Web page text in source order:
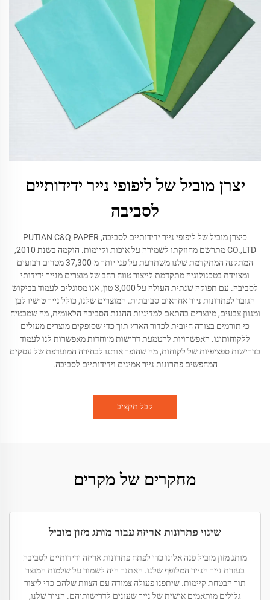
יצרן מוביל של ליפופי נייר ידידותיים
לסביבה
כיצרן מוביל של ליפופי נייר ידידותיים לסביבה, PUTIAN C&Q PAPER
CO.,LTD מתרשם מחוזקתו לשמירה על איכות וקיימות. הוקמה בשנת 2010,
המתקנה המתקדמת שלנו משתרעת על פני יותר מ-37,300 מטרים רבועים
ומצוידת בטכנולוגיה מתקדמת לייצור טווח רחב של מוצרים מנייר ידידותי
לסביבה. עם תפוקה שנתית העולה על 3,000 טון, אנו מסוגלים לעמוד בביקוש
הגובר לפתרונות נייר אחראים סביבתית. המוצרים שלנו, כולל נייר טישיו לבן
ומגוון צבעים, מיוצרים בהתאם למדיניות ההגנת הסביבה הלאומית, מה שמבטיח
כי תורמים בצורה חיובית לכדור הארץ תוך כדי שסופקים מוצרים מעולים
ללקוחותינו. האפשרויות להטמעת דרישות מיוחדות מאפשרות לנו לעמוד
בדרישות ספציפיות של לקוחות, מה שהופך אותנו לבחירה המועדפת של עסקים
המחפשים פתרונות נייר אמינים וידידותיים לסביבה.
קבל תקציב
מחקרים של מקרים
שינוי פתרונות אריזה עבור מותג מזון מוביל
מותג מזון מוביל פנה אלינו כדי לפתח פתרונות אריזה ידידותיים לסביבה
בעזרת נייר הנייר המלופף שלנו. האתגר היה לשמור על שלמות המוצר
תוך הבטחת קיימות. שיתפנו פעולה צמודה עם הצוות שלהם כדי ליצור
גלילים מותאמים אישית של נייר שעונים לדרישותיהם. הנייר שלנו,